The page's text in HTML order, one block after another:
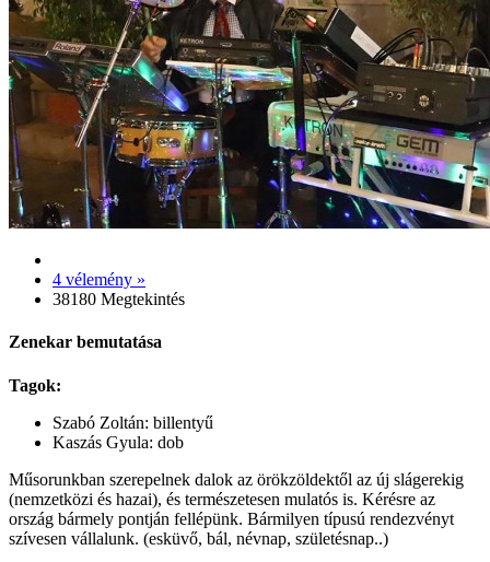
4 vélemény »
38180 Megtekintés
Zenekar bemutatása
Tagok:
Szabó Zoltán: billentyű
Kaszás Gyula: dob
Műsorunkban szerepelnek dalok az örökzöldektől az új slágerekig
(nemzetközi és hazai), és természetesen mulatós is. Kérésre az
ország bármely pontján fellépünk. Bármilyen típusú rendezvényt
szívesen vállalunk. (esküvő, bál, névnap, születésnap..)